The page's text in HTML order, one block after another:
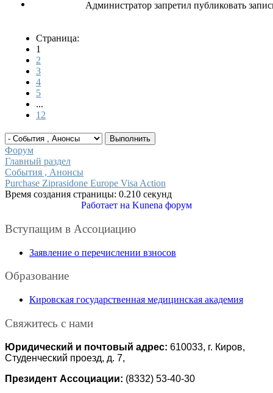
Администратор запретил публиковать
Страница:
1
2
3
4
5
...
12
Форум
Главный раздел
События , Анонсы
Purchase Ziprasidone Europe Visa Action
Время создания страницы: 0.210 секунд
Работает на Kunena форум
Вступащим в Ассоциацию
Заявление о перечислении взносов
Образование
Кировская государственная медицинская академия
Свяжитесь с нами
Юридический и почтовый адрес: 610033, г. Киров,
Студенческий проезд, д. 7,
Президент Ассоциации: (8332) 53-40-30